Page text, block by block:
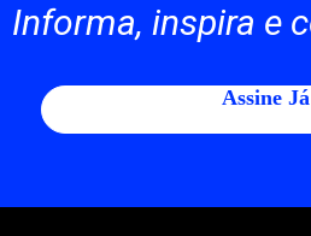
Informa, inspira e
Assine Já